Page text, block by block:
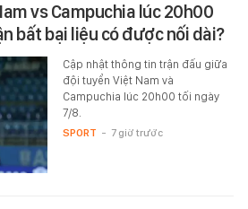
vs Campuchia lúc 20h00
bất bại liệu có được nối dài?
Cập nhật thông tin trận đấu giữa
đội tuyển Việt Nam và
Campuchia lúc 20h00 tối ngày
7/8.
SPORT - 7 giờ trước